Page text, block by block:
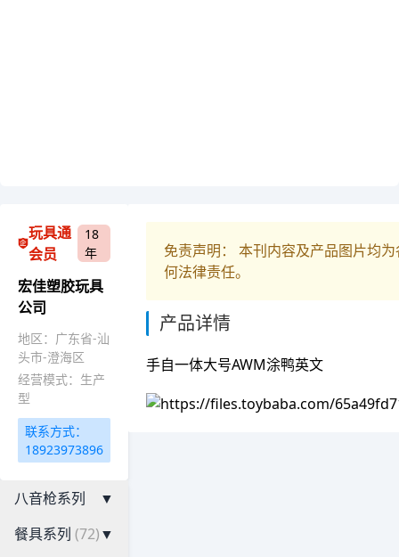
玩具通
会员
18
年
宏佳塑胶玩具
公司
地区：广东省-汕
头市-澄海区
经营模式：生产
型
联系方式：
18923973896
八音枪系列
▼
餐具系列 (72)▼
免责声明： 本刊内容及产品图片均
何法律责任。
产品详情
手自一体大号AWM涂鸭英文